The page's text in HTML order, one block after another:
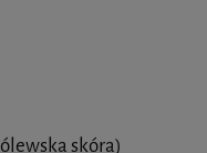
skóra)